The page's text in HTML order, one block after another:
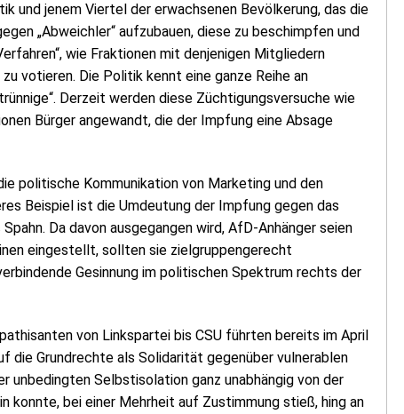
und jenem Viertel der erwachsenen Bevölkerung, das die
„Abweichler“ aufzubauen, diese zu beschimpfen und
wie Fraktionen mit denjenigen Mitgliedern
votieren. Die Politik kennt eine ganze Reihe an
Derzeit werden diese Züchtigungsversuche wie
Bürger angewandt, die der Impfung eine Absage
politische Kommunikation von Marketing und den
Beispiel ist die Umdeutung der Impfung gegen das
Da davon ausgegangen wird, AfD-Anhänger seien
eingestellt, sollten sie zielgruppengerecht
Gesinnung im politischen Spektrum rechts der
von Linkspartei bis CSU führten bereits im April
die Grundrechte als Solidarität gegenüber vulnerablen
unbedingten Selbstisolation ganz unabhängig von der
konnte, bei einer Mehrheit auf Zustimmung stieß, hing an